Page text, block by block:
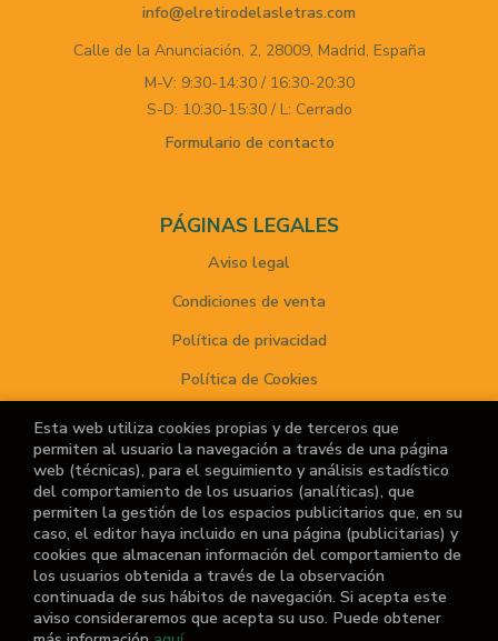
info@elretirodelasletras.com
Calle de la Anunciación, 2, 28009, Madrid, España
M-V: 9:30-14:30 / 16:30-20:30
S-D: 10:30-15:30 / L: Cerrado
Formulario de contacto
PÁGINAS LEGALES
Aviso legal
Condiciones de venta
Política de privacidad
Política de Cookies
ATENCIÓN AL CLIENTE
Quiénes somos
Noticias
¿No encuentras el libro que buscas?
Esta web utiliza cookies propias y de terceros que
permiten al usuario la navegación a través de una página
web (técnicas), para el seguimiento y análisis estadístico
del comportamiento de los usuarios (analíticas), que
permiten la gestión de los espacios publicitarios que, en su
caso, el editor haya incluido en una página (publicitarias) y
cookies que almacenan información del comportamiento de
los usuarios obtenida a través de la observación
continuada de sus hábitos de navegación. Si acepta este
aviso consideraremos que acepta su uso. Puede obtener